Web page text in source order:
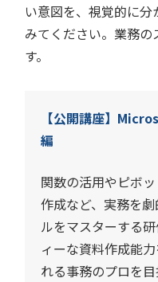
い意図を、視覚的に
みてください。業務
す。
【公開講座】
編
関数の活用やピボ
作成など、実務を
ルをマスターする
ィーな資料作成能
れる事務のプロを目